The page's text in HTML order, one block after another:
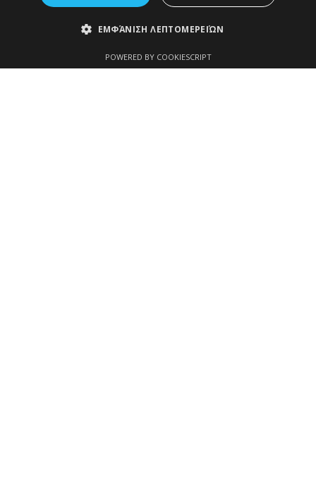
ΕΜΦΆΝΙΣΗ ΛΕΠΤΟΜΕΡΕΙΏΝ
POWERED BY COOKIESCRIPT